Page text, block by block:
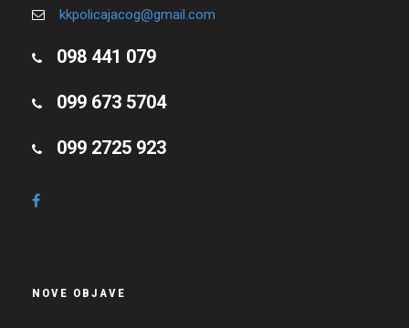
kkpolicajacog@gmail.com
098 441 079
099 673 5704
099 2725 923
NOVE OBJAVE